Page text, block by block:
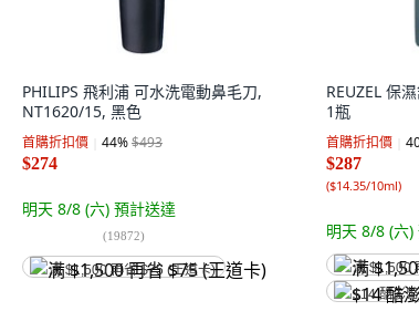
PHILIPS 飛利浦 可水洗電動鼻毛刀,
NT1620/15, 黑色
首購折扣價 44%$493
$274
明天 8/8 (六) 預計送達
(19872)
满 $1,500 再省 $75 (王道卡)
REUZEL 保
1瓶
首購折扣價
$287
($14.35/10ml)
明天 8/8 (六)
满 $1,500
$14 酷澎